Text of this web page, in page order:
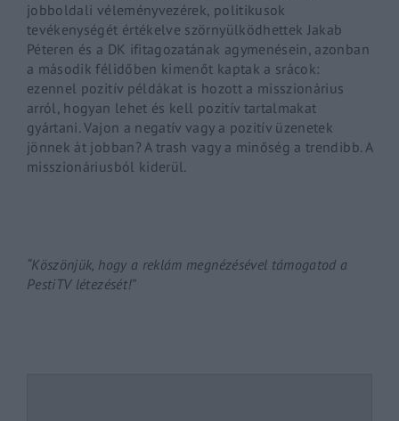
jobboldali véleményvezérek, politikusok
tevékenységét értékelve szörnyülködhettek Jakab
Péteren és a DK ifitagozatának agymenésein, azonban
a második félidőben kimenőt kaptak a srácok:
ezennel pozitív példákat is hozott a misszionárius
arról, hogyan lehet és kell pozitív tartalmakat
gyártani. Vajon a negatív vagy a pozitív üzenetek
jönnek át jobban? A trash vagy a minőség a trendibb. A
misszionáriusból kiderül.
“Köszönjük, hogy a reklám megnézésével támogatod a
PestiTV létezését!”